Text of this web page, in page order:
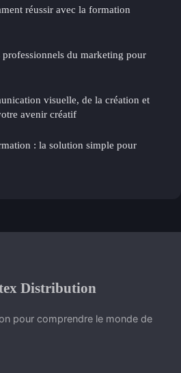
réussir avec la formation
du marketing pour
visuelle, de la création et
avenir créatif
: la solution simple pour
Distribution
pour comprendre le monde de